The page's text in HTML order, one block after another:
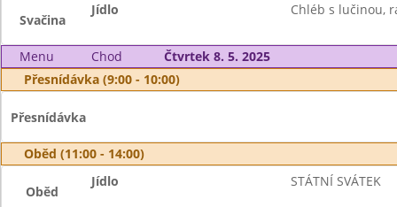
Svačina
Jídlo Chléb s lučinou,
Menu Chod
Čtvrtek 8. 5. 2025
Přesnídávka (9:00 - 10:00)
Přesnídávka
Oběd (11:00 - 14:00)
Oběd
Jídlo STÁTNÍ SVÁTEK